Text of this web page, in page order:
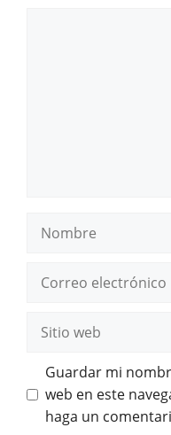
Nombre
electrónico
web
Guardar mi
web en este
haga un